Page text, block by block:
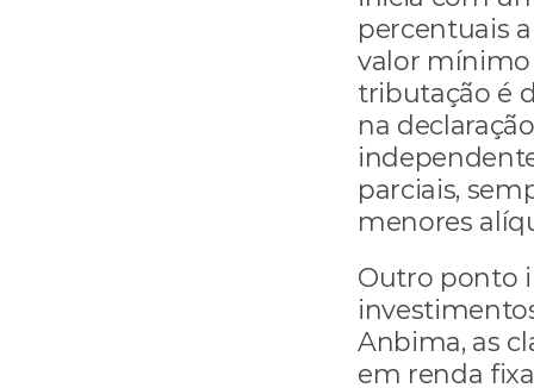
percentuais
valor mínimo
tributação é
na
parciais,
menores
Outro ponto
Anbima, as
em renda